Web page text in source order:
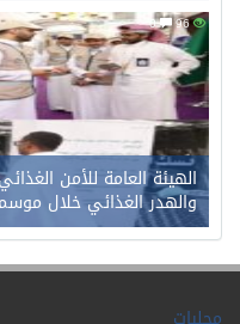
96
0
الهيئة العامة للأمن
والهدر الغذائي خلال موسم حج